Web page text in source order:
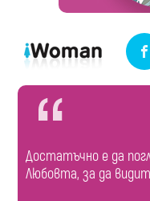
Достатъчно е да
Любовта, за да